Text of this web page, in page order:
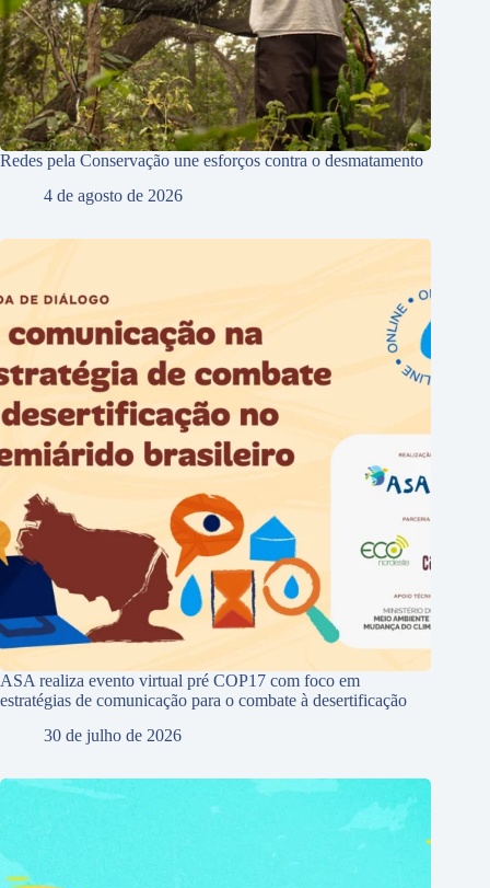
Redes pela Conservação une esforços contra o desmatamento
4 de agosto de 2026
ASA realiza evento virtual pré COP17 com foco em
estratégias de comunicação para o combate à desertificação
30 de julho de 2026